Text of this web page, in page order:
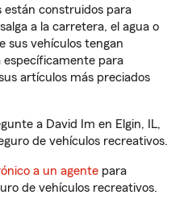
están construidos para
a la carretera, el agua o
sus vehículos tengan
específicamente para
artículos más preciados
a David Im en Elgin, IL,
de vehículos recreativos.
a un agente para
de vehículos recreativos.